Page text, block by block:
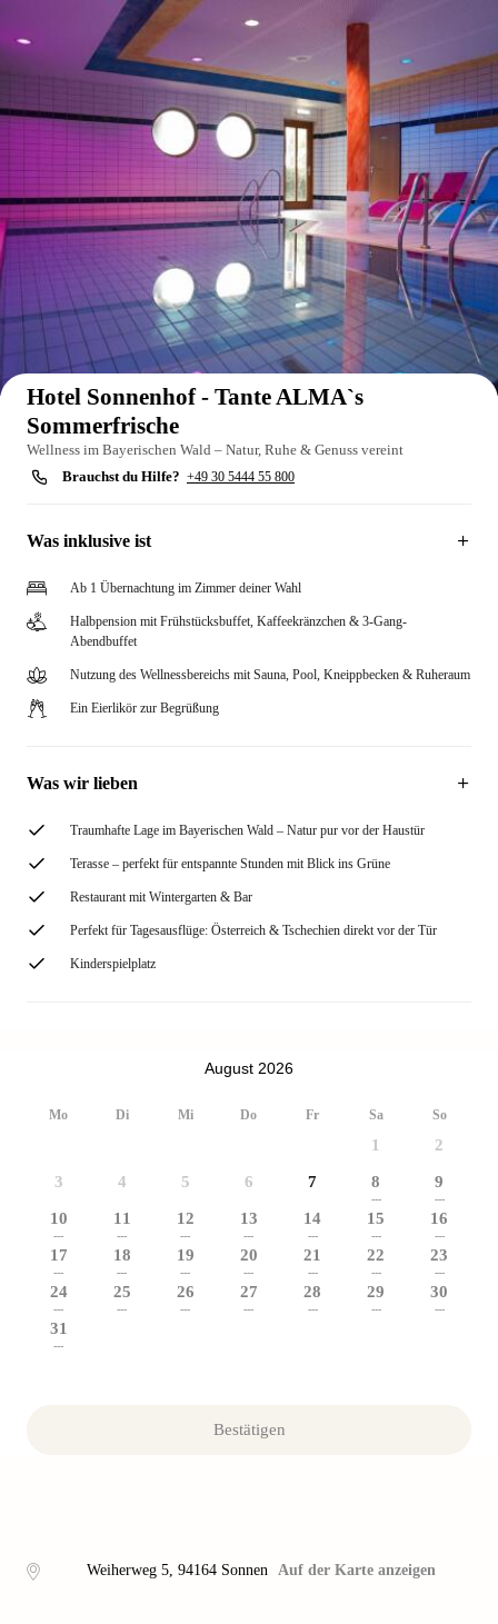
Auf der Karte anzeigen
Hotel Sonnenhof - Tante ALMA`s
Sommerfrische
Wellness im Bayerischen Wald – Natur, Ruhe & Genuss vereint
Brauchst du Hilfe? +49 30 5444 55 800
Was inklusive ist
Ab 1 Übernachtung im Zimmer deiner Wahl
Halbpension mit Frühstücksbuffet, Kaffeekränzchen & 3-Gang-
Abendbuffet
Nutzung des Wellnessbereichs mit Sauna, Pool, Kneippbecken & Ruheraum
Ein Eierlikör zur Begrüßung
Was wir lieben
Traumhafte Lage im Bayerischen Wald – Natur pur vor der Haustür
Terasse – perfekt für entspannte Stunden mit Blick ins Grüne
Restaurant mit Wintergarten & Bar
Perfekt für Tagesausflüge: Österreich & Tschechien direkt vor der Tür
Kinderspielplatz
August 2026
Mo Di Mi Do Fr Sa So
1 2
3 4 5 6 7 8
---
9
---
10
---
11
---
12
---
13
---
14
---
15
---
16
---
17
---
18
---
19
---
20
---
21
---
22
---
23
---
24
---
25
---
26
---
27
---
28
---
29
---
30
---
31
---
Bestätigen
Weiherweg 5, 94164 Sonnen Auf der Karte anzeigen